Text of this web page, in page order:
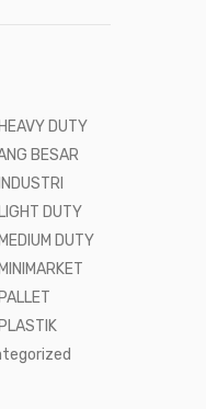
DUTY
BESAR
DUTY
DUTY